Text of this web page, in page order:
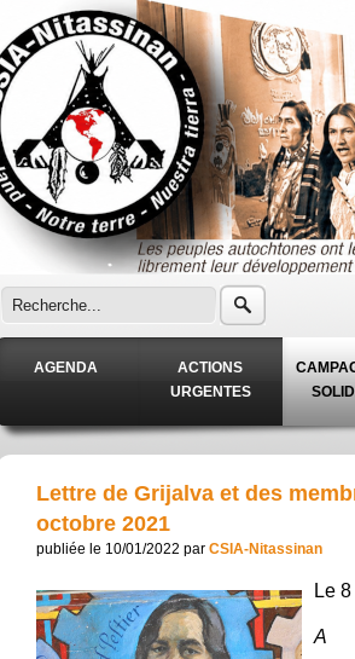
principal
AGENDA
ACTIONS
URGENTES
Lettre de Grijalva et des
octobre 2021
publiée le 10/01/2022 par CSIA-Nitassinan
Le
A